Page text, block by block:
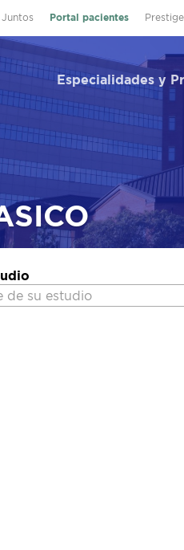
Juntos Portal pacientes Prestige
Especialidades y
de su estudio